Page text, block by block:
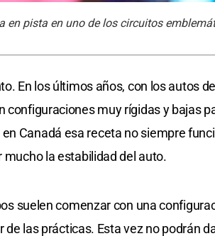
en pista en uno de los circuitos
En los últimos años, con los autos
muy rígidas y bajas
Canadá esa receta no siempre
mucho la estabilidad del auto.
suelen comenzar con una
las prácticas. Esta vez no podrán